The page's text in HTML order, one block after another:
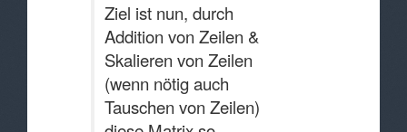
Ziel ist nun, durch
Addition von Zeilen &
Skalieren von Zeilen
(wenn nötig auch
Tauschen von Zeilen)